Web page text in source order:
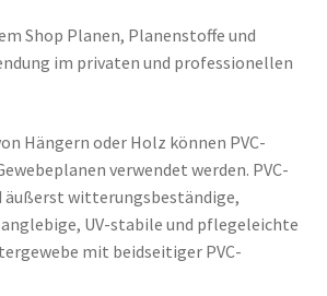
Shop Planen, Planenstoffe und
im privaten und professionellen
Hängern oder Holz können PVC-
verwendet werden. PVC-
äußerst witterungsbeständige,
UV-stabile und pflegeleichte
mit beidseitiger PVC-